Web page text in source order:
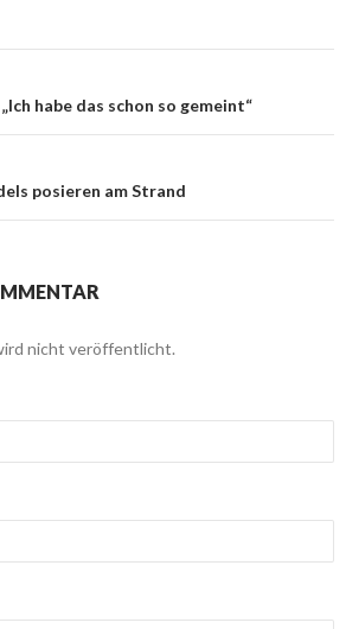
habe das schon so gemeint“
posieren am Strand
nicht veröffentlicht.